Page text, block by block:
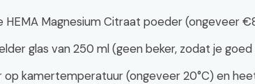
HEMA Magnesium Citraat poeder (ongeveer
glas van 250 ml (geen beker, zodat je
op kamertemperatuur (ongeveer 20°C) en